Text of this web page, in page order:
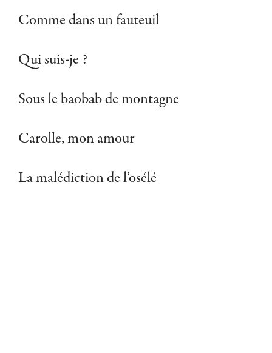
Comme dans un fauteuil
Qui suis-je ?
Sous le baobab de montagne
Carolle, mon amour
La malédiction de l’osélé